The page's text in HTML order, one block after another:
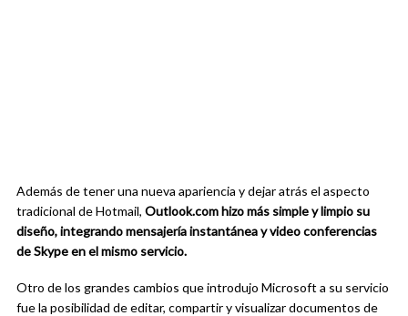
Además de tener una nueva apariencia y dejar atrás el aspecto
tradicional de Hotmail, Outlook.com hizo más simple y limpio su
diseño, integrando mensajería instantánea y video conferencias
de Skype en el mismo servicio.
Otro de los grandes cambios que introdujo Microsoft a su servicio
fue la posibilidad de editar, compartir y visualizar documentos de